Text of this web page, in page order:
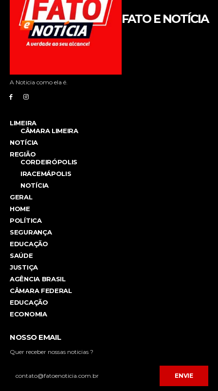
FATO E NOTÍCIA
A Noticia como ela é.
LIMEIRA
CÂMARA LIMEIRA
NOTÍCIA
REGIÃO
CORDEIRÓPOLIS
IRACEMÁPOLIS
NOTÍCIA
GERAL
HOME
POLÍTICA
SEGURANÇA
EDUCAÇÃO
SAÚDE
JUSTIÇA
AGÊNCIA BRASIL
CÂMARA FEDERAL
EDUCAÇÃO
ECONOMIA
NOSSO EMAIL
Quer receber nossas noticias ?
ENVIE